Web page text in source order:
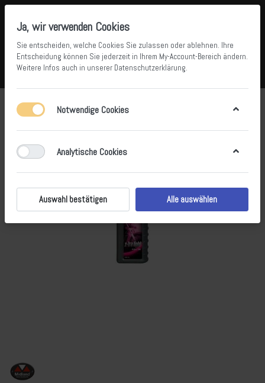
Menü Anmelden Vergleichen Wunschliste
Ja, wir verwenden Cookies
Sie entscheiden, welche Cookies Sie zulassen oder ablehnen. Ihre
Entscheidung können Sie jederzeit in Ihrem My-Account-Bereich ändern.
Weitere Infos auch in unserer Datenschutzerklärung.
Notwendige Cookies
Analytische Cookies
Auswahl bestätigen Alle auswählen